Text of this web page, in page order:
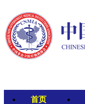
首页